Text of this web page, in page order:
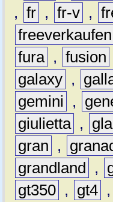
, fr , fr-v ,
freeverkaufen
fura , fusion
galaxy ,
gemini
,
giulietta , gla
gran
,
grandland
,
gt350 , gt4 ,